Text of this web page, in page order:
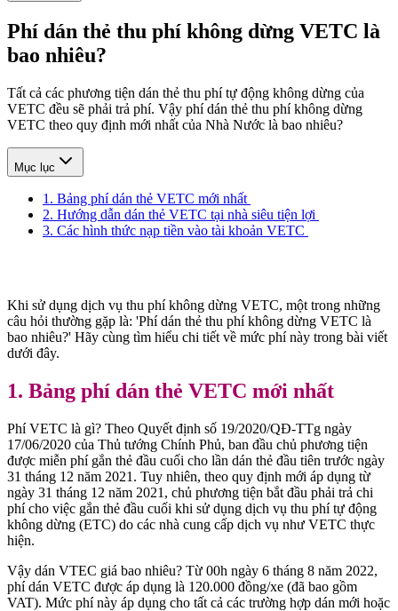
Phí dán thẻ thu phí không dừng VETC là
bao nhiêu?
Tất cả các phương tiện dán thẻ thu phí tự động không dừng của
VETC đều sẽ phải trả phí. Vậy phí dán thẻ thu phí không dừng
VETC theo quy định mới nhất của Nhà Nước là bao nhiêu?
Mục lục
1. Bảng phí dán thẻ VETC mới nhất
2. Hướng dẫn dán thẻ VETC tại nhà siêu tiện lợi
3. Các hình thức nạp tiền vào tài khoản VETC
Khi sử dụng dịch vụ thu phí không dừng VETC, một trong những
câu hỏi thường gặp là: 'Phí dán thẻ thu phí không dừng VETC là
bao nhiêu?' Hãy cùng tìm hiểu chi tiết về mức phí này trong bài viết
dưới đây.
1. Bảng phí dán thẻ VETC mới nhất
Phí VETC là gì? Theo Quyết định số 19/2020/QĐ-TTg ngày
17/06/2020 của Thủ tướng Chính Phủ, ban đầu chủ phương tiện
được miễn phí gắn thẻ đầu cuối cho lần dán thẻ đầu tiên trước ngày
31 tháng 12 năm 2021. Tuy nhiên, theo quy định mới áp dụng từ
ngày 31 tháng 12 năm 2021, chủ phương tiện bắt đầu phải trả chi
phí cho việc gắn thẻ đầu cuối khi sử dụng dịch vụ thu phí tự động
không dừng (ETC) do các nhà cung cấp dịch vụ như VETC thực
hiện.
Vậy dán VTEC giá bao nhiêu? Từ 00h ngày 6 tháng 8 năm 2022,
phí dán VETC được áp dụng là 120.000 đồng/xe (đã bao gồm
VAT). Mức phí này áp dụng cho tất cả các trường hợp dán mới hoặc